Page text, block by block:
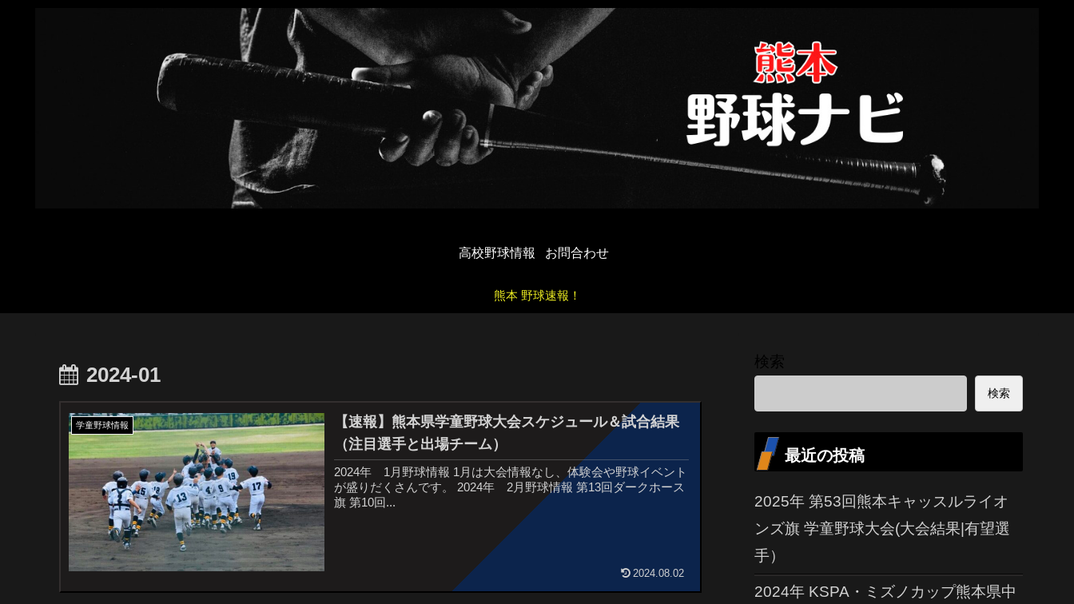
高校野球情報 お問合わせ
熊本 野球速報！
2024-01
学童野球情報
【速報】熊本県学童野球大会スケジュール＆試合結果
（注目選手と出場チーム）
2024年 1月野球情報 1月は大会情報なし、体験会や野球イベント
が盛りだくさんです。 2024年 2月野球情報 第13回ダークホース
旗 第10回...
2024.08.02
検索
検索
最近の投稿
2025年 第53回熊本キャッスルライオ
ンズ旗 学童野球大会(大会結果|有望選
手）
2024年 KSPA・ミズノカップ熊本県中